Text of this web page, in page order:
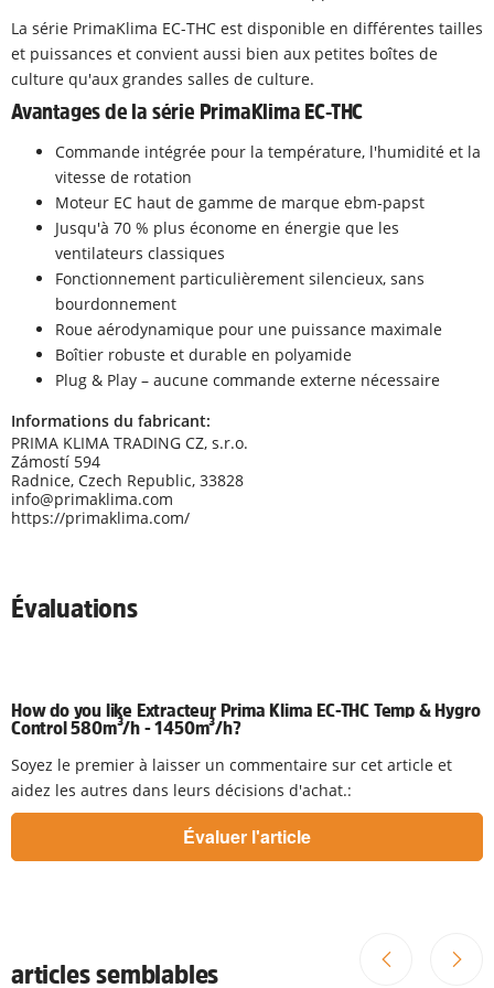
La série PrimaKlima EC-THC est disponible en différentes tailles
et puissances et convient aussi bien aux petites boîtes de
culture qu'aux grandes salles de culture.
Avantages de la série PrimaKlima EC-THC
Commande intégrée pour la température, l'humidité et la
vitesse de rotation
Moteur EC haut de gamme de marque ebm-papst
Jusqu'à 70 % plus économe en énergie que les
ventilateurs classiques
Fonctionnement particulièrement silencieux, sans
bourdonnement
Roue aérodynamique pour une puissance maximale
Boîtier robuste et durable en polyamide
Plug & Play – aucune commande externe nécessaire
Informations du fabricant:
PRIMA KLIMA TRADING CZ, s.r.o.
Zámostí 594
Radnice, Czech Republic, 33828
info@primaklima.com
https://primaklima.com/
Évaluations
How do you like Extracteur Prima Klima EC-THC Temp & Hygro
Control 580m³/h - 1450m³/h?
Soyez le premier à laisser un commentaire sur cet article et
aidez les autres dans leurs décisions d'achat.:
articles semblables